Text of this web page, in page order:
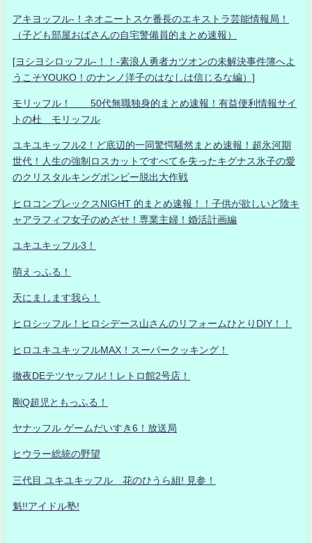
アキヨッフル-！ネオニートスケ番長のエキストラ芸能情報局！
（子ども部屋おばさんの自宅警備員的まとめ速報）
[ヨシヨシロッフル-！！-素浪人勇者カツオンの未解決事件簿へよ
うこそYOUKO！のナンノ洋子のはなしは信じるな編）]
モリッフル！ 50代無職独身的まとめ速報！有益便利情報サイ
トの杜 モリッフル
ユキユキッフル2！ど底辺的一同驚愕騒然まとめ速報！超氷河期
世代！人生の強制ロスカットですべてを失ったキグナス氷子の愛
のクリスタルキングボンビー脱出大作戦
ヒロコンプレックスNIGHT 的まとめ速報！！子供が欲しいど陰キ
ャアラフィフ女子のめざせ！専業主婦！婚活計画編
ユキユキッフル3！
萌えっふる！
天にまします我ら！
ヒロシッフル！ヒロシデース山さんのリフォームひとりDIY！！
ヒロユキユキッフルMAX！スーパークッキング！
徹夜DEテツヤッフル!！レトロ館2号店！
剛Q超児ともっふる！
ヤナッフル ゲームだいすき6！放送局
ヒウラー総統の野望
三代目 ユキユキッフル 花のひうら組! 見参！
魁!!アイドル塾!